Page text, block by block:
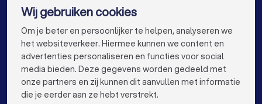
Dakdekkers in Enschede
Dakdekkers in Arnhem
Dakdekkers in Amersfoort
Dakdekkers in Apeldoorn
Dakdekkers in Den Bosch
Dakdekkers in Maastricht
Dakdekkers in Leiden
VOOR PARTICULIEREN keyboard_arrow_down
Wij gebruiken cookies
Om je beter en persoonlijker te helpen, analyseren we
het websiteverkeer. Hiermee kunnen we content en
advertenties personaliseren en functies voor social
media bieden. Deze gegevens worden gedeeld met
onze partners en zij kunnen dit aanvullen met informatie
die je eerder aan ze hebt verstrekt.